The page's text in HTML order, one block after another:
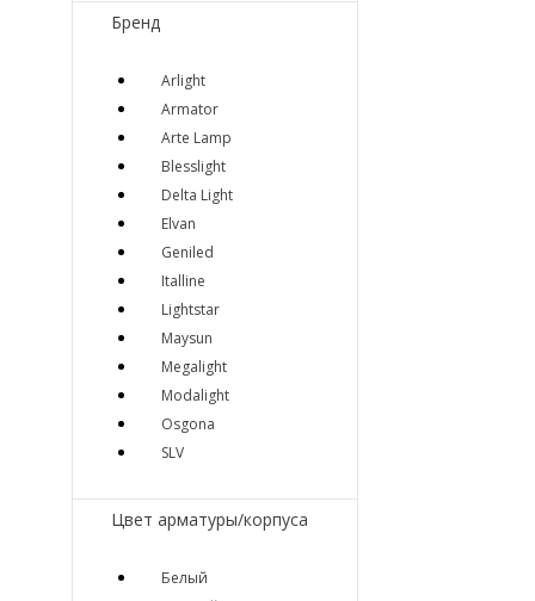
Бренд
Arlight
Armator
Arte Lamp
Blesslight
Delta Light
Elvan
Geniled
Italline
Lightstar
Maysun
Megalight
Modalight
Osgona
SLV
Цвет арматуры/корпуса
Белый